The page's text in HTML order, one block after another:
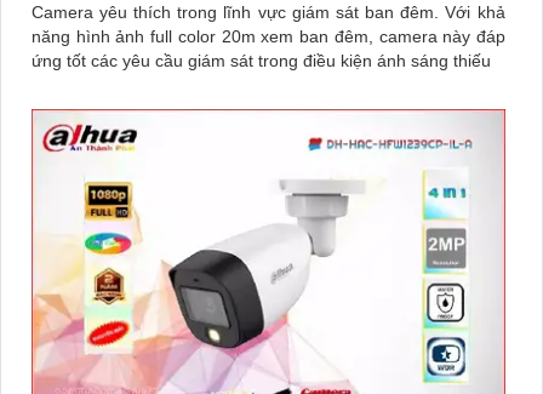
Camera yêu thích trong lĩnh vực giám sát ban đêm. Với khả
năng hình ảnh full color 20m xem ban đêm, camera này đáp
ứng tốt các yêu cầu giám sát trong điều kiện ánh sáng thiếu